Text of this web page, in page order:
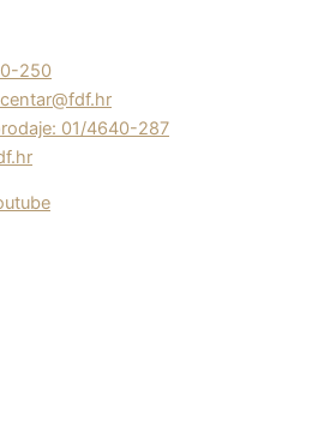
250
01/4640-287